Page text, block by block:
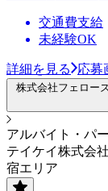
交通費支給
未経験OK
詳細を見る 応募
株式会社フェロー
アルバイト・パ
テイケイ株式会
宿エリア